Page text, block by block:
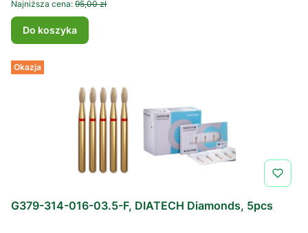
Najniższa cena: 95,00 zł
Do koszyka
Okazja
G379-314-016-03.5-F, DIATECH Diamonds, 5pcs